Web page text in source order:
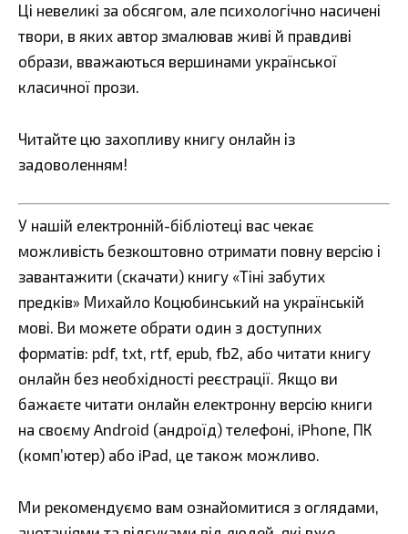
Ці невеликі за обсягом, але психологічно насичені
твори, в яких автор змалював живі й правдиві
образи, вважаються вершинами української
класичної прози.
Читайте цю захопливу книгу онлайн із
задоволенням!
У нашій електронній-бібліотеці вас чекає
можливість безкоштовно отримати повну версію і
завантажити (скачати) книгу «Тіні забутих
предків» Михайло Коцюбинський на українській
мові. Ви можете обрати один з доступних
форматів: pdf, txt, rtf, epub, fb2, або читати книгу
онлайн без необхідності реєстрації. Якщо ви
бажаєте читати онлайн електронну версію книги
на своєму Android (андроїд) телефоні, iPhone, ПК
(комп’ютер) або iPad, це також можливо.
Ми рекомендуємо вам ознайомитися з оглядами,